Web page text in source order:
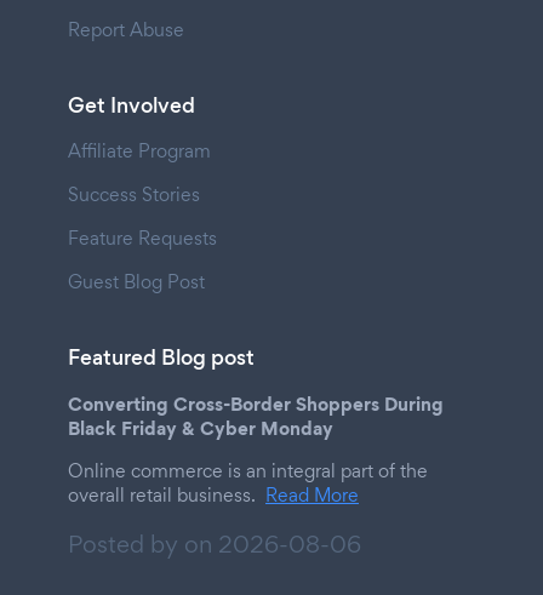
Report Abuse
Get Involved
Affiliate Program
Success Stories
Feature Requests
Guest Blog Post
Featured Blog post
Converting Cross-Border Shoppers During
Black Friday & Cyber Monday
Online commerce is an integral part of the
overall retail business. Read More
Posted by on 2026-08-06